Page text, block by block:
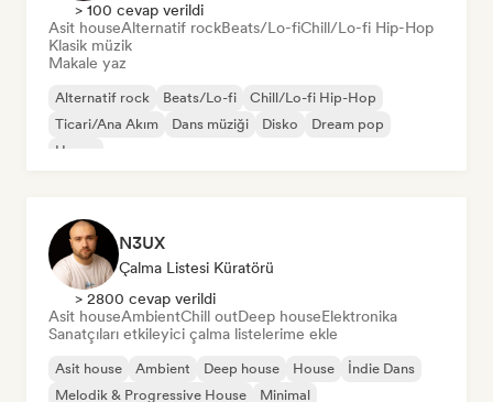
> 100 cevap verildi
Asit houseAlternatif rockBeats/Lo-fiChill/Lo-fi Hip-Hop
Klasik müzik
Makale yaz
Alternatif rock Beats/Lo-fi
Chill/Lo-fi Hip-Hop
Ticari/Ana Akım
Dans müziği Disko
Dream pop
House
N3UX
Çalma Listesi Küratörü
> 2800 cevap verildi
Asit houseAmbientChill outDeep houseElektronika
Sanatçıları etkileyici çalma listelerime ekle
Asit house Ambient Deep house House
İndie Dans
Melodik & Progressive House
Minimal